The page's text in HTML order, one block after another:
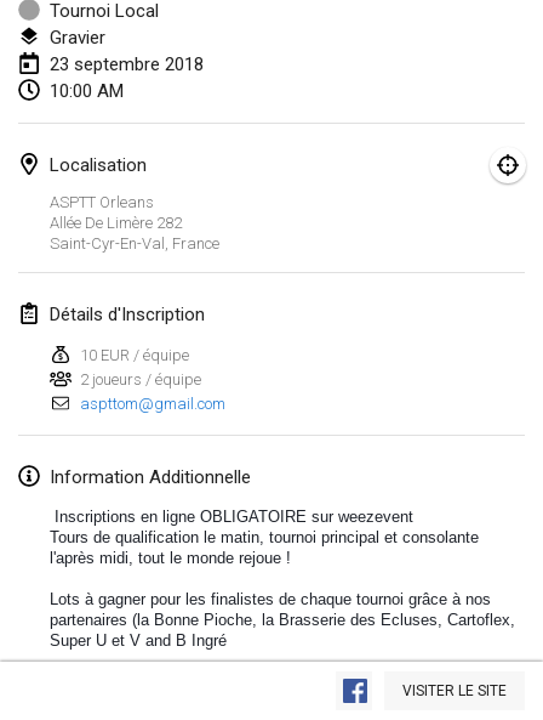
Afficher la liste
Tournoi Local
Gravier
23 septembre 2018
10:00 AM
Localisation
ASPTT Orleans
Allée De Limère 282
Saint-Cyr-En-Val France
Détails d'Inscription
10 EUR / équipe
2 joueurs / équipe
aspttom@gmail.com
Information Additionnelle
Inscriptions en ligne OBLIGATOIRE sur weezevent
Tours de qualification le matin, tournoi principal et consolante
l'après midi, tout le monde rejoue !
Lots à gagner pour les finalistes de chaque tournoi grâce à nos
partenaires (la Bonne Pioche, la Brasserie des Ecluses, Cartoflex,
Super U et V and B Ingré
Buvette (bière artisanale !) et sandwichs sur place
VISITER LE SITE
Tournoi de Mölkky - Lesfous Dubâtonvaigeois
27 janv. 2018
février 2018
Lumi Mölkky
3 févr. 2018 |Finlande
10 févr. 2018 |France
Faschings-Mölkky
11 févr. 2018|Allemagne
Rakovnické mölkkování
SM HalliMölkky - Finnish Championship
24 févr. 2018 Finlande
Tournoi de l'ASSER